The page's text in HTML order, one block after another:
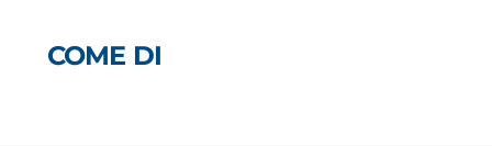
COME DI